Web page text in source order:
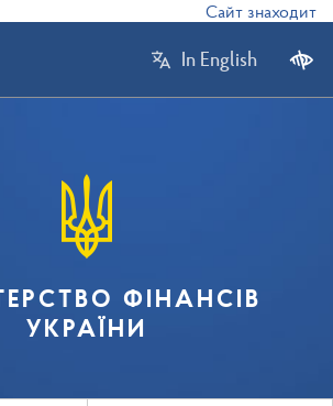
Сайт
In English
ФІНАНСІВ
УКРАЇНИ